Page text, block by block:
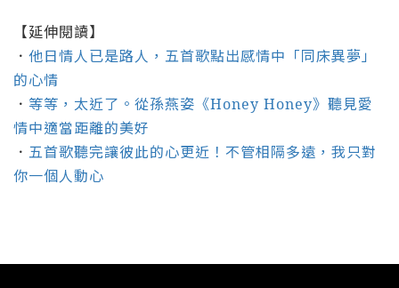
【延伸閱讀】
． 他日情人已是路人，五首歌點出感情中「同床異夢」
的心情
． 等等，太近了。從孫燕姿《Honey Honey》聽見愛
情中適當距離的美好
． 五首歌聽完讓彼此的心更近！不管相隔多遠，我只對
你一個人動心